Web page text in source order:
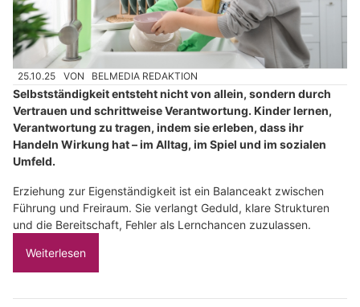
25.10.25 VON BELMEDIA REDAKTION
Selbstständigkeit entsteht nicht von allein, sondern durch
Vertrauen und schrittweise Verantwortung. Kinder lernen,
Verantwortung zu tragen, indem sie erleben, dass ihr
Handeln Wirkung hat – im Alltag, im Spiel und im sozialen
Umfeld.
Erziehung zur Eigenständigkeit ist ein Balanceakt zwischen
Führung und Freiraum. Sie verlangt Geduld, klare Strukturen
und die Bereitschaft, Fehler als Lernchancen zuzulassen.
Weiterlesen